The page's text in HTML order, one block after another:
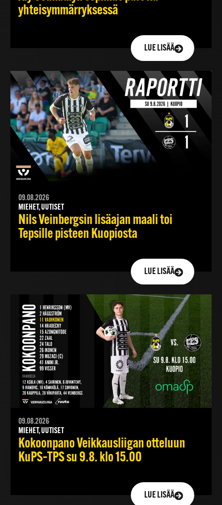
yhteisymmärryksessä
LUE LISÄÄ
09.08.2026
MIEHET, UUTISET
Nils Veinbergsin lisäajan maali toi
Tepsille pisteen Kuopiosta
LUE LISÄÄ
09.08.2026
MIEHET, UUTISET
Kokoonpano Veikkausliigan otteluun
KuPS–TPS su 9.8. klo 15.00
LUE LISÄÄ